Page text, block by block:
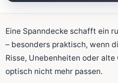
Schnellrechner
FLÄCHE (M²)
Eine Spanndecke schafft ein
– besonders praktisch, wenn
Risse, Unebenheiten oder
optisch nicht mehr passen.